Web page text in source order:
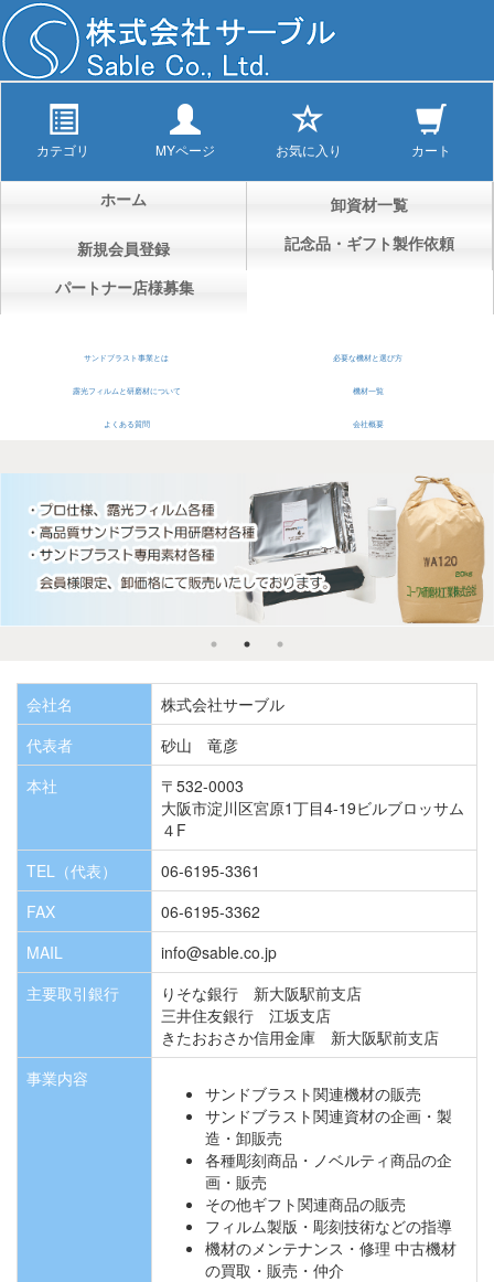
カテゴリ MYページ お気に入り カート
ホーム
卸資材一覧
新規会員登録
記念品・ギフト製作依頼
パートナー店様募集
サンドブラスト事業とは 必要な機材と選び方
露光フィルムと研磨材について 機材一覧
よくある質問 会社概要
会社名
株式会社サーブル
代表者
砂山 竜彦
本社
〒532-0003
大阪市淀川区宮原1丁目4-19ビルブロッサム
４F
TEL（代表）
06-6195-3361
FAX
06-6195-3362
MAIL
info@sable.co.jp
主要取引銀行
りそな銀行 新大阪駅前支店
三井住友銀行 江坂支店
きたおおさか信用金庫 新大阪駅前支店
事業内容
サンドブラスト関連機材の販売
サンドブラスト関連資材の企画・製
造・卸販売
各種彫刻商品・ノベルティ商品の企
画・販売
その他ギフト関連商品の販売
フィルム製版・彫刻技術などの指導
機材のメンテナンス・修理 中古機材
の買取・販売・仲介